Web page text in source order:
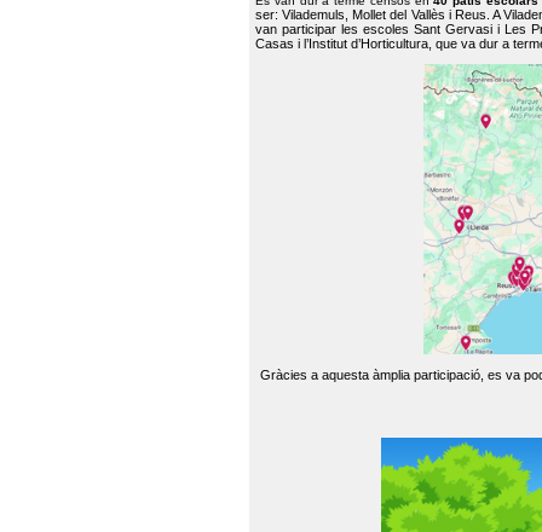
ser: Vilademuls, Mollet del Vallès i Reus. A
van participar les escoles Sant Gervasi i Les
Casas i l’Institut d’Horticultura, que va dur a
Gràcies a aquesta àmplia participació, es va